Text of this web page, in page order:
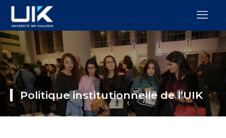
Politique institutionnelle de l’UIK